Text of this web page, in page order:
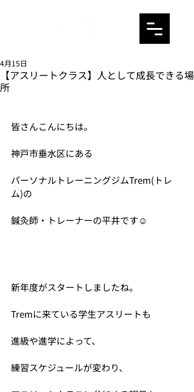
【アスリートクラス】人として成長できる場
所
4月15日
皆さんこんにちは。
神戸市垂水区にある
パーソナルトレーニングジムTrem(トレ
ム)の
鍼灸師・トレーナーの平井です☺
新年度がスタートしましたね。
Tremに来ている学生アスリートも
進級や進学によって、
練習スケジュールが変わり、